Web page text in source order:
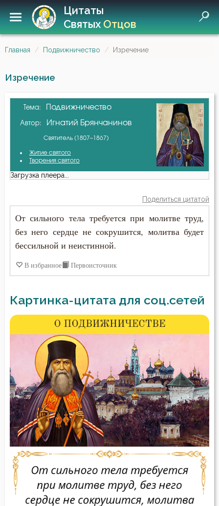
Цитаты
СвятыхОтцов
Главная Подвижничество Изречение
Изречение
Тема: Подвижничество
Автор: Игнатий Брянчанинов
Святитель (1807–1867)
Житие святого
Творения святого
Загрузка плеера...
Поделиться цитатой
От сильного тела требуется при молитве труд,
без него сердце не сокрушится, молитва будет
бессильной и неистинной.
В избранное Первоисточник
Картинка-цитата для соц.сетей